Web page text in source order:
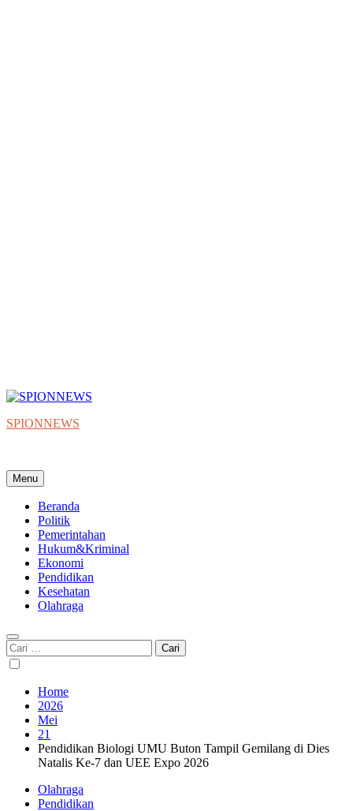
SPIONNEWS
Menu
Beranda
Politik
Pemerintahan
Hukum&Kriminal
Ekonomi
Pendidikan
Kesehatan
Olahraga
Cari
untuk:
Home
2026
Mei
21
Pendidikan Biologi UMU Buton Tampil Gemilang di Dies
Natalis Ke-7 dan UEE Expo 2026
Olahraga
Pendidikan